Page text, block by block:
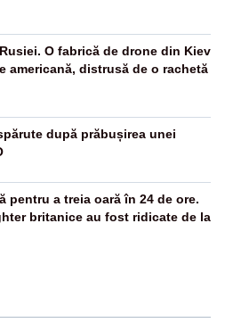
O fabrică de drone din Kiev
americană, distrusă de o rachetă
după prăbușirea unei
pentru a treia oară în 24 de ore.
britanice au fost ridicate de la